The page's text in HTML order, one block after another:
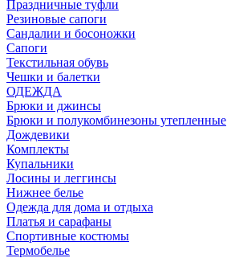
Праздничные туфли
Резиновые сапоги
Сандалии и босоножки
Сапоги
Текстильная обувь
Чешки и балетки
ОДЕЖДА
Брюки и джинсы
Брюки и полукомбинезоны утепленные
Дождевики
Комплекты
Купальники
Лосины и леггинсы
Нижнее белье
Одежда для дома и отдыха
Платья и сарафаны
Спортивные костюмы
Термобелье